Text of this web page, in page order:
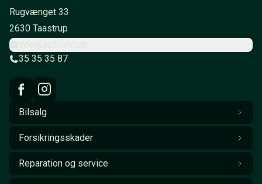
Rugvænget 33
2630 Taastrup
info@au2vest.dk
35 35 35 87
Bilsalg
Forsikringsskader
Reparation og service